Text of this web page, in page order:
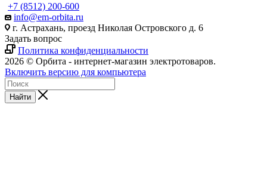
+7 (8512) 200-600
info@em-orbita.ru
г. Астрахань, проезд Николая Островского д. 6
Задать вопрос
Политика конфиденциальности
2026 © Орбита - интернет-магазин электротоваров.
Включить версию для компьютера
Найти